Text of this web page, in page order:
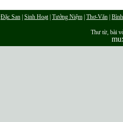
Đặc San Sinh Hoạt| Tưởng Niệm Thơ-Văn
Thư từ, bài